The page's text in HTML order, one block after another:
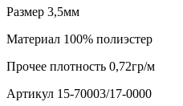
Размер 3,5мм
Материал 100% полиэстер
Прочее плотность 0,72гр/м
Артикул 15-70003/17-0000